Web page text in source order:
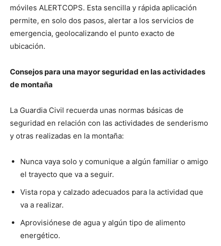
móviles ALERTCOPS. Esta sencilla y rápida aplicación
permite, en solo dos pasos, alertar a los servicios de
emergencia, geolocalizando el punto exacto de
ubicación.
Consejos para una mayor seguridad en las actividades
de montaña
La Guardia Civil recuerda unas normas básicas de
seguridad en relación con las actividades de senderismo
y otras realizadas en la montaña:
Nunca vaya solo y comunique a algún familiar o amigo
el trayecto que va a seguir.
Vista ropa y calzado adecuados para la actividad que
va a realizar.
Aprovisiónese de agua y algún tipo de alimento
energético.